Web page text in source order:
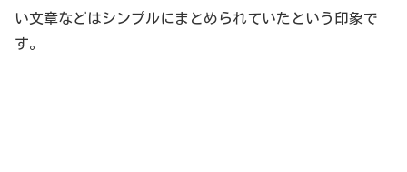
い文章などはシンプルにまとめられていたという印象で
す。